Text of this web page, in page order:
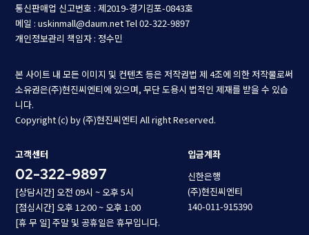
통신판매업 신고번호 : 제2019-경기김포-0843호
메일 : uskinmall@daum.netTel 02-322-9897
개인정보관리 책임자 : 정수민
본 사이트 내 모든 이미지 및 컨텐츠 등은 저작권법 제 4조에 의한 저작물로써
소유권은(주)현진씨엔티에 있으며, 무단 도용시 법적인 제재를 받을 수 있습
니다.
Copyright (c) by (주)현진씨엔티 All right Reserved.
고객센터
02-322-9897
[상담시간] 오전 09시 ~ 오후 5시
[점심시간] 오후 12:00 ~ 오후 1:00
[휴 무 일] 주말 및 공휴일은 휴무입니다.
입금계좌
신한은행
(주)현진씨엔티
140-011-915390